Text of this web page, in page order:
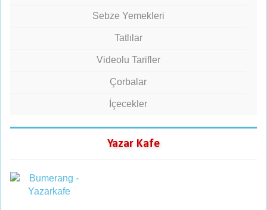
Sebze Yemekleri
Tatlılar
Videolu Tarifler
Çorbalar
İçecekler
Yazar Kafe